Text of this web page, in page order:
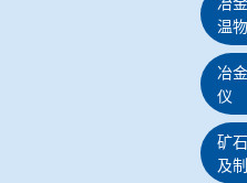
温
冶
仪
矿
及